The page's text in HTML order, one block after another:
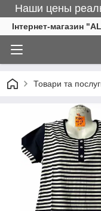
Наши цены
Інтернет-магазин
Товари та